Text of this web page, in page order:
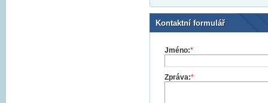
Kontaktní formulář
Jméno:*
Zpráva:*